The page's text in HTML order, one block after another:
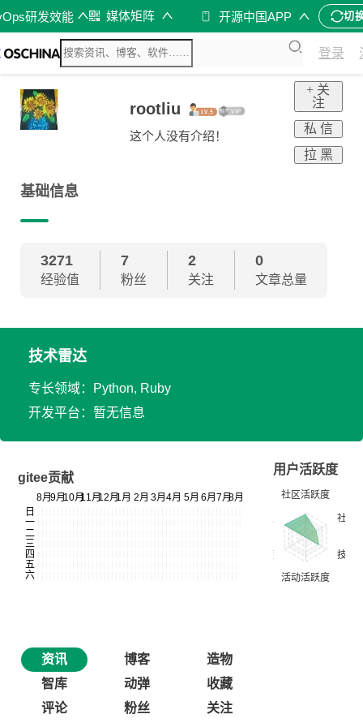
研发效能 媒体矩阵 开源中国APP 切
登录
rootliu
这个人没有介绍！
+ 关
注
私 信
拉 黑
基础信息
3271
经验值
7
粉丝
2
关注
0
文章总量
技术雷达
专长领域：Python, Ruby
开发平台：暂无信息
gitee贡献
用户活跃度
资讯 博客
造物
智库
动弹
收藏
评论
粉丝 关注